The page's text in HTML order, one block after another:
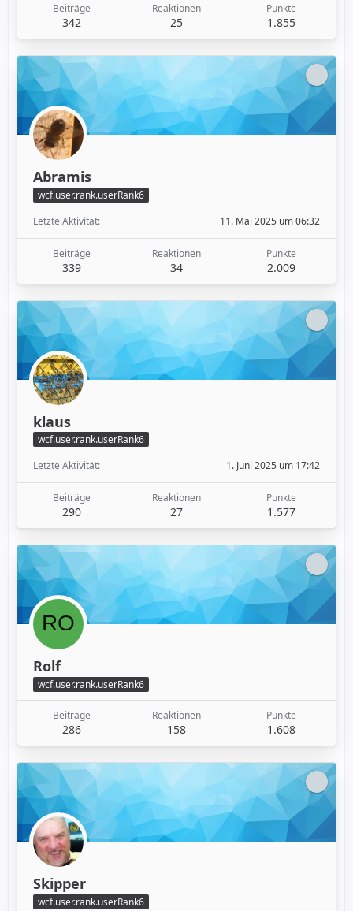
Beiträge
342
Reaktionen
25
Punkte
1.855
Abramis
wcf.user.rank.userRank6
Letzte Aktivität
11. Mai 2025 um 06:32
Beiträge
339
Reaktionen
34
Punkte
2.009
klaus
wcf.user.rank.userRank6
Letzte Aktivität
1. Juni 2025 um 17:42
Beiträge
290
Reaktionen
27
Punkte
1.577
Rolf
wcf.user.rank.userRank6
Beiträge
286
Reaktionen
158
Punkte
1.608
Skipper
wcf.user.rank.userRank6